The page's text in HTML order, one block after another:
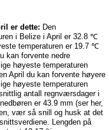
er dette: Den
i Belize i April er 32.8 ℃
temperaturen er 19.7 ℃
kan forvente nedre
høyeste temperaturen
April du kan forvente høyere
høyeste temperaturen
antall regnværsdager i
er 43.9 mm (ser her,
vær så snill og husk at det
Lengden på